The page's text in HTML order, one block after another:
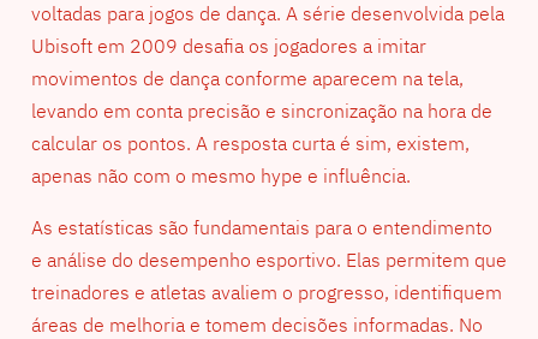
voltadas para jogos de dança. A série desenvolvida pela
Ubisoft em 2009 desafia os jogadores a imitar
movimentos de dança conforme aparecem na tela,
levando em conta precisão e sincronização na hora de
calcular os pontos. A resposta curta é sim, existem,
apenas não com o mesmo hype e influência.
As estatísticas são fundamentais para o entendimento
e análise do desempenho esportivo. Elas permitem que
treinadores e atletas avaliem o progresso, identifiquem
áreas de melhoria e tomem decisões informadas. No